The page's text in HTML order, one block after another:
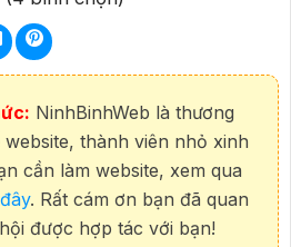
NinhBinhWeb là thương
thành viên nhỏ xinh
cần làm website, xem qua
. Rất cám ơn bạn đã quan
được hợp tác với bạn!